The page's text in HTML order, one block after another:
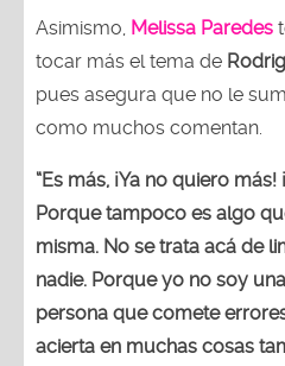
Asimismo, Melissa Paredes
tocar más el tema de
pues asegura que no le
como muchos comentan.
“Es más, ¡Ya no quiero
Porque tampoco es algo
misma. No se trata acá de
nadie. Porque yo no soy
persona que comete
acierta en muchas cosas